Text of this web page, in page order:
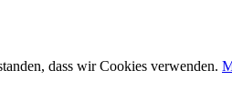
dass wir Cookies verwenden.